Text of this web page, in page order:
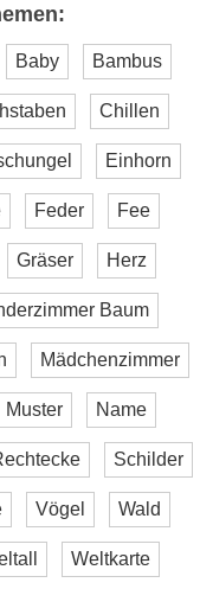
Baby Bambus
Chillen
Einhorn
Feder Fee
Gräser Herz
Baum
Mädchenzimmer
Muster Name
Schilder
Vögel Wald
Weltkarte